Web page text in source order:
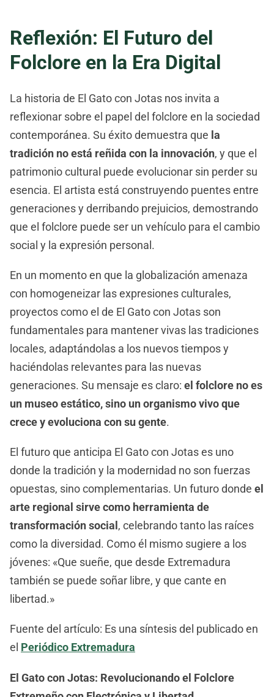
Reflexión: El Futuro del
Folclore en la Era Digital
La historia de El Gato con Jotas nos invita a
reflexionar sobre el papel del folclore en la sociedad
contemporánea. Su éxito demuestra que la
tradición no está reñida con la innovación, y que el
patrimonio cultural puede evolucionar sin perder su
esencia. El artista está construyendo puentes entre
generaciones y derribando prejuicios, demostrando
que el folclore puede ser un vehículo para el cambio
social y la expresión personal.
En un momento en que la globalización amenaza
con homogeneizar las expresiones culturales,
proyectos como el de El Gato con Jotas son
fundamentales para mantener vivas las tradiciones
locales, adaptándolas a los nuevos tiempos y
haciéndolas relevantes para las nuevas
generaciones. Su mensaje es claro: el folclore no es
un museo estático, sino un organismo vivo que
crece y evoluciona con su gente.
El futuro que anticipa El Gato con Jotas es uno
donde la tradición y la modernidad no son fuerzas
opuestas, sino complementarias. Un futuro donde el
arte regional sirve como herramienta de
transformación social , celebrando tanto las raíces
como la diversidad. Como él mismo sugiere a los
jóvenes: «Que sueñe, que desde Extremadura
también se puede soñar libre, y que cante en
libertad.»
Fuente del artículo: Es una síntesis del publicado en
el Periódico Extremadura
El Gato con Jotas: Revolucionando el Folclore